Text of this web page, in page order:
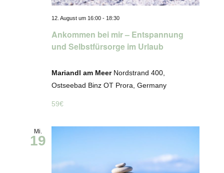
Ankommen bei mir – Entspannung
und Selbstfürsorge im Urlaub
12. August um 16:00 - 18:30
Mariandl am Meer Nordstrand 400,
Ostseebad Binz OT Prora, Germany
59€
Mi.
19